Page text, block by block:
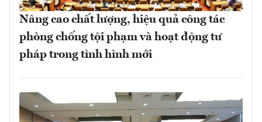
Nâng cao chất lượng, hiệu quả công tác
phòng chống tội phạm và hoạt động tư
pháp trong tình hình mới